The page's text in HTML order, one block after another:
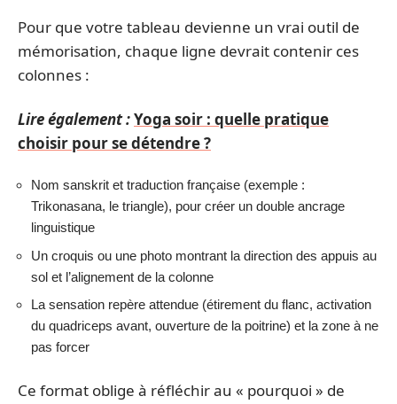
Pour que votre tableau devienne un vrai outil de
mémorisation, chaque ligne devrait contenir ces
colonnes :
Lire également :Yoga soir : quelle pratique
choisir pour se détendre ?
Nom sanskrit et traduction française (exemple :
Trikonasana, le triangle), pour créer un double ancrage
linguistique
Un croquis ou une photo montrant la direction des appuis au
sol et l’alignement de la colonne
La sensation repère attendue (étirement du flanc, activation
du quadriceps avant, ouverture de la poitrine) et la zone à ne
pas forcer
Ce format oblige à réfléchir au « pourquoi » de